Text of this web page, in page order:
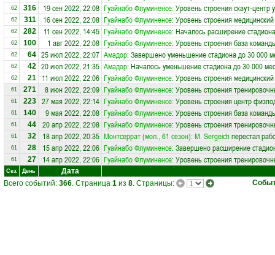
62 316 19 сен 2022, 22:08 Гуайнабо Флуминенсе: Уровень строения скаут-центр
62 311 16 сен 2022, 22:08 Гуайнабо Флуминенсе: Уровень строения
62 282 11 сен 2022, 14:45 Гуайнабо Флуминенсе: Началось расширение
62 100 1 авг 2022, 22:08 Гуайнабо Флуминенсе: Уровень строения база
62 64 25 июл 2022, 22:07 Амадор: Завершено уменьшение стадиона до 30 000
62 42 20 июл 2022, 21:35 Амадор: Началось уменьшение стадиона до 30 000
62 21 11 июл 2022, 22:06 Гуайнабо Флуминенсе: Уровень строения
61 271 8 июн 2022, 22:09 Гуайнабо Флуминенсе: Уровень строения
61 223 27 мая 2022, 22:14 Гуайнабо Флуминенсе: Уровень строения центр
61 140 9 мая 2022, 22:08 Гуайнабо Флуминенсе: Уровень строения база
61 44 20 апр 2022, 22:08 Гуайнабо Флуминенсе: Уровень строения
61 32 18 апр 2022, 20:35 Монтсеррат (мол., 61 сезон): М. Sergeichперестал
61 28 15 апр 2022, 22:06 Гуайнабо Флуминенсе: Завершено расширение
61 27 14 апр 2022, 22:06 Гуайнабо Флуминенсе: Уровень строения
Сез. День
Дата
Всего событий: 366. Страница 1 из 8. Страницы: